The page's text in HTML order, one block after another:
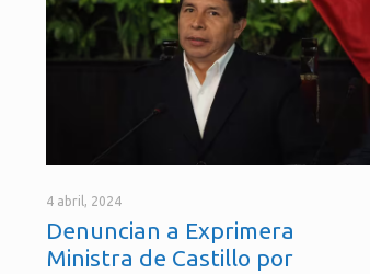
4 abril, 2024
Denuncian a Exprimera
Ministra de Castillo por